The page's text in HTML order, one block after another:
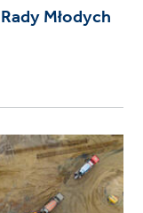
Młodych